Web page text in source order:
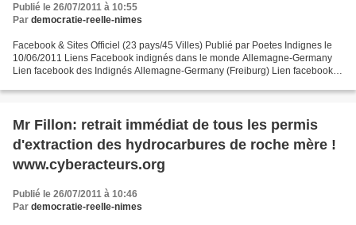
Publié le 26/07/2011 à 10:55
Par democratie-reelle-nimes
Facebook & Sites Officiel (23 pays/45 Villes) Publié par Poetes Indignes le
10/06/2011 Liens Facebook indignés dans le monde Allemagne-Germany
Lien facebook des Indignés Allemagne-Germany (Freiburg) Lien facebook
Mr Fillon: retrait immédiat de tous les permis
d'extraction des hydrocarbures de roche mère !
www.cyberacteurs.org
Publié le 26/07/2011 à 10:46
Par democratie-reelle-nimes